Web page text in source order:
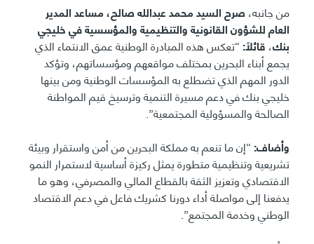
من جانبه، صرح السيد محمد عبدالله صالح، مساعد المدير
العام للشؤون القانونية والتنظيمية والمؤسسيةفي خليجي
بنك،قائلاً: “تعكس هذه المبادرة الوطنية عمق الانتماء الذي
يجمع أبناء البحرين بمختلف مواقعهم ومؤسساتهم، وتؤكد
الدور المهم الذي تضطلع به المؤسسات الوطنية ومن بينها
خليجي بنك في دعم مسيرة التنمية وترسيخ قيم المواطنة
الصالحة والمسؤولية المجتمعية”.
وأضاف: “إن ما تنعم به مملكة البحرين من أمن واستقرار وبيئة
تشريعية وتنظيمية متطورة يمثل ركيزة أساسية لاستمرار النمو
الاقتصادي وتعزيز الثقة بالقطاع المالي والمصرفي، وهو ما
يدفعنا إلى مواصلة أداء دورنا كشريك فاعل في دعم الاقتصاد
الوطني وخدمة المجتمع”.